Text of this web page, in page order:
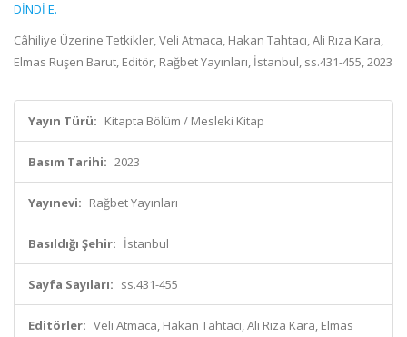
DİNDİ E.
Câhiliye Üzerine Tetkikler, Veli Atmaca, Hakan Tahtacı, Ali Rıza Kara,
Elmas Ruşen Barut, Editör, Rağbet Yayınları, İstanbul, ss.431-455, 2023
Yayın Türü: Kitapta Bölüm / Mesleki Kitap
Basım Tarihi: 2023
Yayınevi: Rağbet Yayınları
Basıldığı Şehir: İstanbul
Sayfa Sayıları: ss.431-455
Editörler: Veli Atmaca, Hakan Tahtacı, Ali Rıza Kara, Elmas